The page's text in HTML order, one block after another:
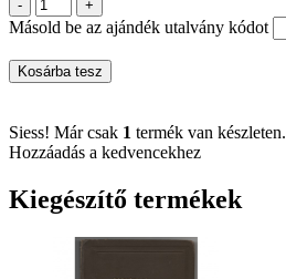
- +
Másold be az ajándék utalvány kódot
Kosárba tesz
Siess! Már csak 1 termék van készleten.
Hozzáadás a kedvencekhez
Kiegészítő termékek